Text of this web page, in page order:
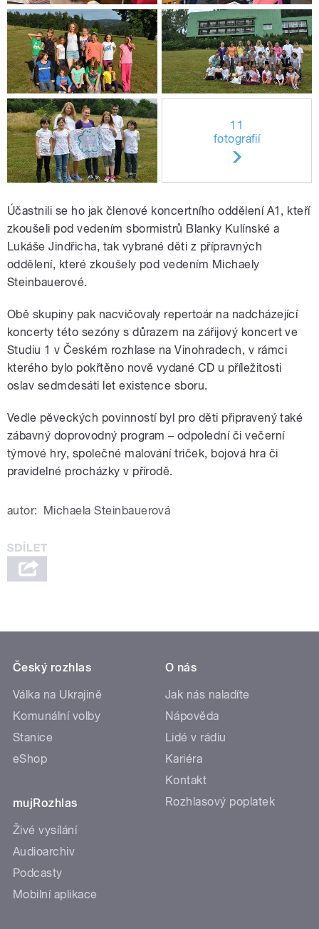
11
fotografií
Účastnili se ho jak členové koncertního oddělení A1, kteří
zkoušeli pod vedením sbormistrů Blanky Kulínské a
Lukáše Jindřicha, tak vybrané děti z přípravných
oddělení, které zkoušely pod vedením Michaely
Steinbauerové.
Obě skupiny pak nacvičovaly repertoár na nadcházející
koncerty této sezóny s důrazem na zářijový koncert ve
Studiu 1 v Českém rozhlase na Vinohradech, v rámci
kterého bylo pokřtěno nově vydané CD u příležitosti
oslav sedmdesáti let existence sboru.
Vedle pěveckých povinností byl pro děti připravený také
zábavný doprovodný program – odpolední či večerní
týmové hry, společné malování triček, bojová hra či
pravidelné procházky v přírodě.
autor: Michaela Steinbauerová
Český rozhlas
Válka na Ukrajině
Komunální volby
Stanice
eShop
mujRozhlas
Živé vysílání
Audioarchiv
Podcasty
Mobilní aplikace
O nás
Jak nás naladíte
Nápověda
Lidé v rádiu
Kariéra
Kontakt
Rozhlasový poplatek